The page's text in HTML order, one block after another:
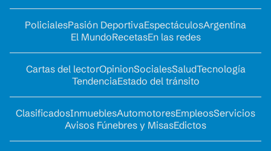
PolicialesPasión DeportivaEspectáculosArgentina
El MundoRecetasEn las redes
Cartas del lectorOpinionSocialesSaludTecnología
TendenciaEstado del tránsito
ClasificadosInmueblesAutomotoresEmpleosServicios
Avisos Fúnebres y MisasEdictos